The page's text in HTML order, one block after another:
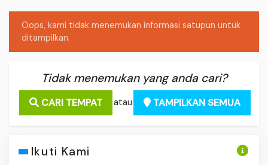
Oops, kami tidak menemukan informasi satupun untuk
ditampilkan.
Tidak menemukan yang anda cari?
CARI TEMPAT atau TAMPILKAN SEMUA
Ikuti Kami